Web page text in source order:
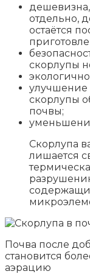
дешевизна,
отдельно,
остаётся
скорлупы
улучшение
скорлупы
почвы;
Скорлупа
лишается
Почва после
становится
аэрацию